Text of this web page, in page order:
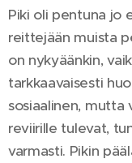
Piki oli pentuna jo
reittejään muista
on nykyäänkin,
tarkkaavaisesti
sosiaalinen,
reviirille tulevat,
varmasti. Pikin